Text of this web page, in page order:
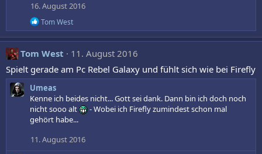
16. August 2016
R
e
a
k
t
i
o
n
e
n
:
Tom West
Tom West
11. August 2016
Spielt gerade am Pc Rebel Galaxy und fühlt sich wie bei Firefly
Umeas
Kenne ich beides nicht... Gott sei dank. Dann bin ich doch noch
nicht sooo alt
- Wobei ich Firefly zumindest schon mal
gehört habe...
11. August 2016